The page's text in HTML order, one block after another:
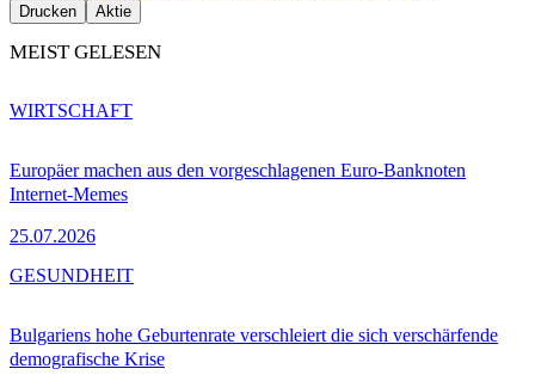
Drucken Aktie
MEIST GELESEN
Europäer machen aus den vorgeschlagenen Euro-Banknoten
Internet-Memes
25.07.2026
WIRTSCHAFT
Bulgariens hohe Geburtenrate verschleiert die sich verschärfende
demografische Krise
GESUNDHEIT